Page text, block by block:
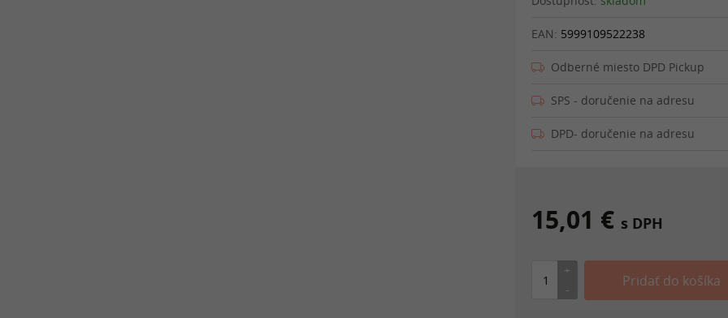
EAN: 5999109522238
Odberné miesto DPD Pickup
SPS - doručenie na adresu
DPD- doručenie na adresu
15,01 € s DPH